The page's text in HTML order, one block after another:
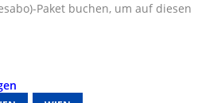
Paket buchen, um auf diesen